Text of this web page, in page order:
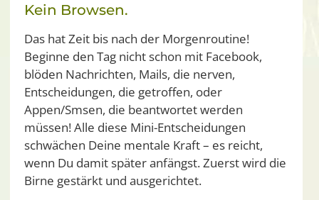
Kein Browsen.
Das hat Zeit bis nach der Morgenroutine!
Beginne den Tag nicht schon mit Facebook,
blöden Nachrichten, Mails, die nerven,
Entscheidungen, die getroffen, oder
Appen/Smsen, die beantwortet werden
müssen! Alle diese Mini-Entscheidungen
schwächen Deine mentale Kraft – es reicht,
wenn Du damit später anfängst. Zuerst wird die
Birne gestärkt und ausgerichtet.